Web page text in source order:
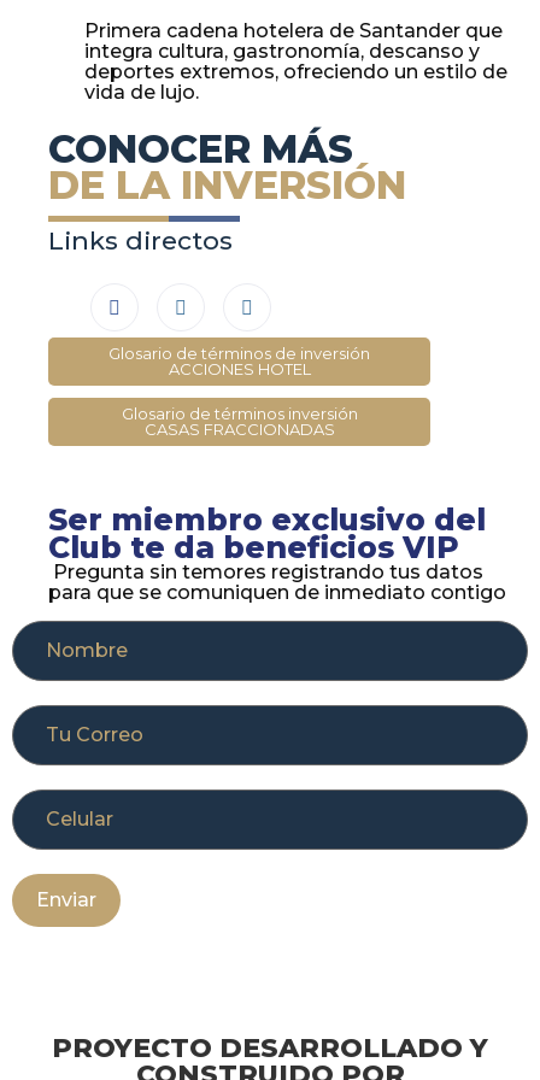
Primera cadena hotelera de Santander que
integra cultura, gastronomía, descanso y
deportes extremos, ofreciendo un estilo de
vida de lujo.
CONOCER MÁS
DE LA INVERSIÓN
Links directos
Glosario de términos de inversión
ACCIONES HOTEL
Glosario de términos inversión
CASAS FRACCIONADAS
Ser miembro exclusivo del
Club te da beneficios VIP
Pregunta sin temores registrando tus datos
para que se comuniquen de inmediato contigo
PROYECTO DESARROLLADO Y